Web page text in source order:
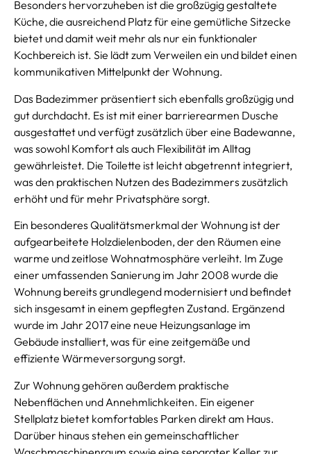
Besonders hervorzuheben ist die großzügig gestaltete
Küche, die ausreichend Platz für eine gemütliche Sitzecke
bietet und damit weit mehr als nur ein funktionaler
Kochbereich ist. Sie lädt zum Verweilen ein und bildet einen
kommunikativen Mittelpunkt der Wohnung.
Das Badezimmer präsentiert sich ebenfalls großzügig und
gut durchdacht. Es ist mit einer barrierearmen Dusche
ausgestattet und verfügt zusätzlich über eine Badewanne,
was sowohl Komfort als auch Flexibilität im Alltag
gewährleistet. Die Toilette ist leicht abgetrennt integriert,
was den praktischen Nutzen des Badezimmers zusätzlich
erhöht und für mehr Privatsphäre sorgt.
Ein besonderes Qualitätsmerkmal der Wohnung ist der
aufgearbeitete Holzdielenboden, der den Räumen eine
warme und zeitlose Wohnatmosphäre verleiht. Im Zuge
einer umfassenden Sanierung im Jahr 2008 wurde die
Wohnung bereits grundlegend modernisiert und befindet
sich insgesamt in einem gepflegten Zustand. Ergänzend
wurde im Jahr 2017 eine neue Heizungsanlage im
Gebäude installiert, was für eine zeitgemäße und
effiziente Wärmeversorgung sorgt.
Zur Wohnung gehören außerdem praktische
Nebenflächen und Annehmlichkeiten. Ein eigener
Stellplatz bietet komfortables Parken direkt am Haus.
Darüber hinaus stehen ein gemeinschaftlicher